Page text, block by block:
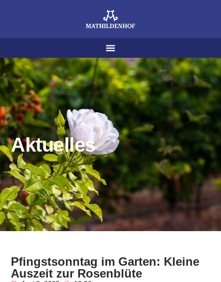
Aktuelles
Pfingstsonntag im Garten: Kleine
Auszeit zur Rosenblüte